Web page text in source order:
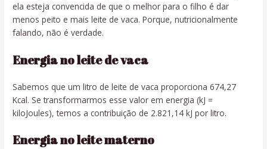
ela esteja convencida de que o melhor para o filho é dar
menos peito e mais leite de vaca. Porque, nutricionalmente
falando, não é verdade.
Energia no leite de vaca
Sabemos que um litro de leite de vaca proporciona 674,27
Kcal. Se transformarmos esse valor em energia (kJ =
kiloJoules), temos a contribuição de 2.821,14 kJ por litro.
Energia no leite materno